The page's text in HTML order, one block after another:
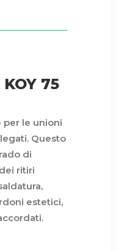
75
per le unioni
Questo
di
ritiri
estetici,